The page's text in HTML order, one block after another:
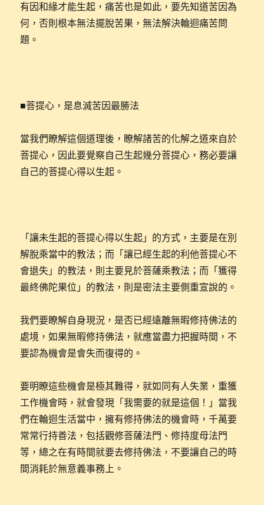
有因和緣才能生起，痛苦也是如此，要先知道苦因為
何，否則根本無法擺脫苦果，無法解決輪迴痛苦問
題。
■菩提心，是息滅苦因最勝法
當我們瞭解這個道理後，瞭解諸苦的化解之道來自於
菩提心，因此要覺察自己生起幾分菩提心，務必要讓
自己的菩提心得以生起。
「讓未生起的菩提心得以生起」的方式，主要是在別
解脫乘當中的教法；而「讓已經生起的利他菩提心不
會退失」的教法，則主要見於菩薩乘教法；而「獲得
最終佛陀果位」的教法，則是密法主要側重宣說的。
我們要瞭解自身現況，是否已經遠離無暇修持佛法的
處境，如果無暇修持佛法，就應當盡力把握時間，不
要認為機會是會失而復得的。
要明瞭這些機會是極其難得，就如同有人失業，重獲
工作機會時，就會發現「我需要的就是這個！」當我
們在輪迴生活當中，擁有修持佛法的機會時，千萬要
常常行持善法，包括觀修菩薩法門、修持度母法門
等，總之在有時間就要去修持佛法，不要讓自己的時
間消耗於無意義事務上。